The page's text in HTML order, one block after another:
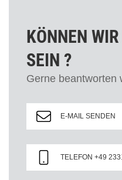
KÖNNEN
SEIN ?
Gerne beantworten
E-MAIL SENDEN
TELEFON +49